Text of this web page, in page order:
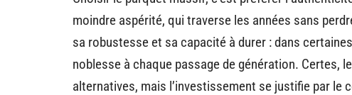
moindre aspérité, qui traverse les années sans
sa robustesse et sa capacité à durer : dans
noblesse à chaque passage de génération. Certes,
alternatives, mais l’investissement se justifie par le